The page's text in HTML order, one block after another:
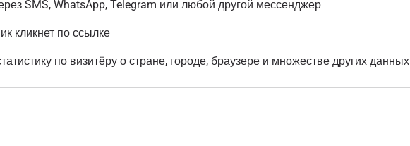
SMS, WhatsApp, Telegram или любой другой мессенджер
кликнет по ссылке
по визитёру о стране, городе, браузере и множестве других данных